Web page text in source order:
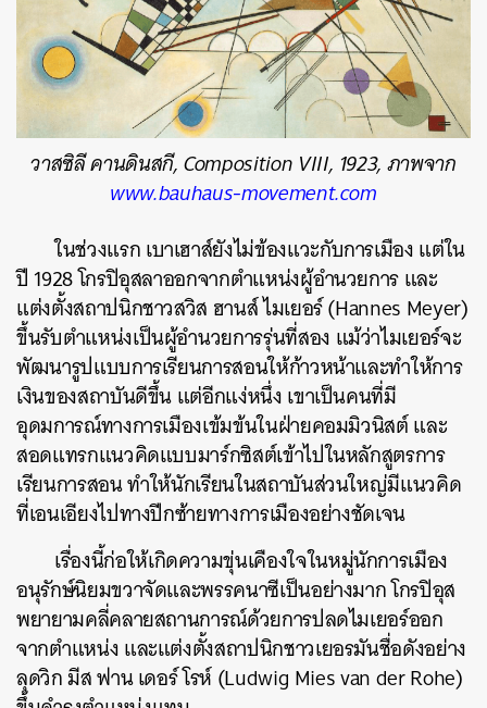
วาสซิลี คานดินสกี, Composition VIII, 1923, ภาพจาก
www.bauhaus-movement.com
ในช่วงแรก เบาเฮาส์ยังไม่ข้องแวะกับการเมือง แต่ใน
ปี 1928 โกรปิอุสลาออกจากตำแหน่งผู้อำนวยการ และ
แต่งตั้งสถาปนิกชาวสวิส ฮานส์ ไมเยอร์ (Hannes Meyer)
ขึ้นรับตำแหน่งเป็นผู้อำนวยการรุ่นที่สอง แม้ว่าไมเยอร์จะ
พัฒนารูปแบบการเรียนการสอนให้ก้าวหน้าและทำให้การ
เงินของสถาบันดีขึ้น แต่อีกแง่หนึ่ง เขาเป็นคนที่มี
อุดมการณ์ทางการเมืองเข้มข้นในฝ่ายคอมมิวนิสต์ และ
สอดแทรกแนวคิดแบบมาร์กซิสต์เข้าไปในหลักสูตรการ
เรียนการสอน ทำให้นักเรียนในสถาบันส่วนใหญ่มีแนวคิด
ที่เอนเอียงไปทางปีกซ้ายทางการเมืองอย่างชัดเจน
เรื่องนี้ก่อให้เกิดความขุ่นเคืองใจในหมู่นักการเมือง
อนุรักษ์นิยมขวาจัดและพรรคนาซีเป็นอย่างมาก โกรปิอุส
พยายามคลี่คลายสถานการณ์ด้วยการปลดไมเยอร์ออก
จากตำแหน่ง และแต่งตั้งสถาปนิกชาวเยอรมันชื่อดังอย่าง
ลุดวิก มีส ฟาน เดอร์ โรห์ (Ludwig Mies van der Rohe)